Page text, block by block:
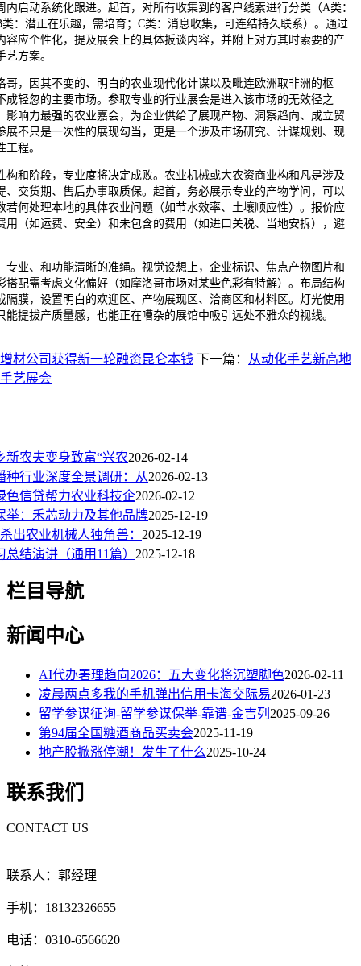
启动系统化跟进。起首，对所有收集到的客户线索进行分类（A类：
：潜正在乐趣，需培育；C类：消息收集，可连结持久联系）。通过
容应个性化，提及展会上的具体扳谈内容，并附上对方其时索要的产
方案。
因其不变的、明白的农业现代化计谋以及毗连欧洲取非洲的枢
成轻忽的主要市场。参取专业的行业展会是进入该市场的无效径之
影响力最强的农业嘉会，为企业供给了展现产物、洞察趋向、成立贸
展不只是一次性的展现勾当，更是一个涉及市场研究、计谋规划、现
程。
阶段，专业度将决定成败。农业机械或大农资商业构和凡是涉及
、交货期、售后办事取质保。起首，务必展示专业的产物学问，可以
若何处理本地的具体农业问题（如节水效率、土壤顺应性）。报价应
用（如运费、安全）和未包含的费用（如进口关税、当地安拆），避
、和功能清晰的准绳。视觉设想上，企业标识、焦点产物图片和
搭配需考虑文化偏好（如摩洛哥市场对某些色彩有特解）。布局结构
隔膜，设置明白的欢迎区、产物展现区、洽商区和材料区。灯光使用
提拔产质量感，也能正在嘈杂的展馆中吸引远处不雅众的视线。
材公司获得新一轮融资昆仑本钱 下一篇：
从动化手艺新高地
艺展会
新农夫变身致富“兴农2026-02-14
种行业深度全景调研：从2026-02-13
色信贷帮力农业科技企2026-02-12
举：禾芯动力及其他品牌2025-12-19
出农业机械人独角兽： 2025-12-19
结演讲（通用11篇） 2025-12-18
栏目导航
新闻中心
AI代办署理趋向2026：五大变化将沉塑脚色2026-02-11
凌晨两点多我的手机弹出信用卡海交际易2026-01-23
留学参谋征询-留学参谋保举-靠谱-金吉列 2025-09-26
第94届全国糖酒商品买卖会2025-11-19
地产股掀涨停潮！发生了什么2025-10-24
联系我们
CONTACT US
联系人：郭经理
手机：18132326655
电话：0310-6566620